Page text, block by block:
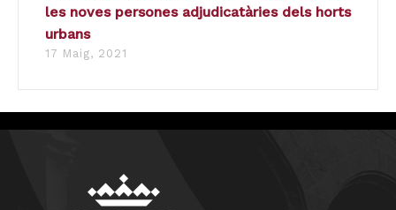
les noves persones adjudicatàries dels horts
urbans
17 Maig, 2021